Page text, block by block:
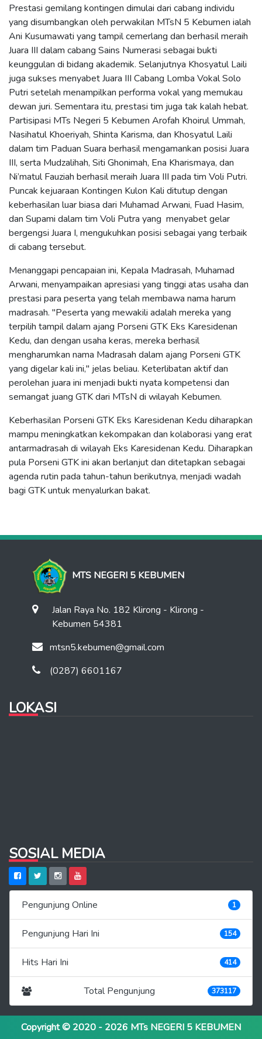
Prestasi gemilang kontingen dimulai dari cabang individu
yang disumbangkan oleh perwakilan MTsN 5 Kebumen ialah
Ani Kusumawati yang tampil cemerlang dan berhasil meraih
Juara III dalam cabang Sains Numerasi sebagai bukti
keunggulan di bidang akademik. Selanjutnya Khosyatul Laili
juga sukses menyabet Juara III Cabang Lomba Vokal Solo
Putri setelah menampilkan performa vokal yang memukau
dewan juri. Sementara itu, prestasi tim juga tak kalah hebat.
Partisipasi MTs Negeri 5 Kebumen Arofah Khoirul Ummah,
Nasihatul Khoeriyah, Shinta Karisma, dan Khosyatul Laili
dalam tim Paduan Suara berhasil mengamankan posisi Juara
III, serta Mudzalihah, Siti Ghonimah, Ena Kharismaya, dan
Ni’matul Fauziah berhasil meraih Juara III pada tim Voli Putri.
Puncak kejuaraan Kontingen Kulon Kali ditutup dengan
keberhasilan luar biasa dari Muhamad Arwani, Fuad Hasim,
dan Supami dalam tim Voli Putra yang menyabet gelar
bergengsi Juara I, mengukuhkan posisi sebagai yang terbaik
di cabang tersebut.
Menanggapi pencapaian ini, Kepala Madrasah, Muhamad
Arwani, menyampaikan apresiasi yang tinggi atas usaha dan
prestasi para peserta yang telah membawa nama harum
madrasah. "Peserta yang mewakili adalah mereka yang
terpilih tampil dalam ajang Porseni GTK Eks Karesidenan
Kedu, dan dengan usaha keras, mereka berhasil
mengharumkan nama Madrasah dalam ajang Porseni GTK
yang digelar kali ini," jelas beliau. Keterlibatan aktif dan
perolehan juara ini menjadi bukti nyata kompetensi dan
semangat juang GTK dari MTsN di wilayah Kebumen.
Keberhasilan Porseni GTK Eks Karesidenan Kedu diharapkan
mampu meningkatkan kekompakan dan kolaborasi yang erat
antarmadrasah di wilayah Eks Karesidenan Kedu. Diharapkan
pula Porseni GTK ini akan berlanjut dan ditetapkan sebagai
agenda rutin pada tahun-tahun berikutnya, menjadi wadah
bagi GTK untuk menyalurkan bakat.
MTS NEGERI 5 KEBUMEN
Jalan Raya No. 182 Klirong - Klirong -
Kebumen 54381
mtsn5.kebumen@gmail.com
(0287) 6601167
LOKASI
SOSIAL MEDIA
Pengunjung Online 1
Pengunjung Hari Ini 154
Hits Hari Ini 414
Total Pengunjung 373117
Copyright © 2020 - 2026 MTs NEGERI 5 KEBUMEN